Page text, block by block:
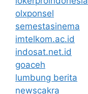
olxponsel
semestasinema
imtelkom.ac.id
indosat.net.id
goaceh
lumbung berita
newscakra